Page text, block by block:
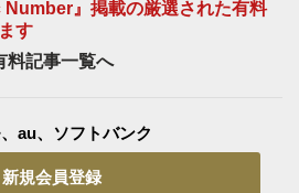
』掲載の厳選された有料
す
料記事一覧へ
、au、ソフトバンク
新規会員登録